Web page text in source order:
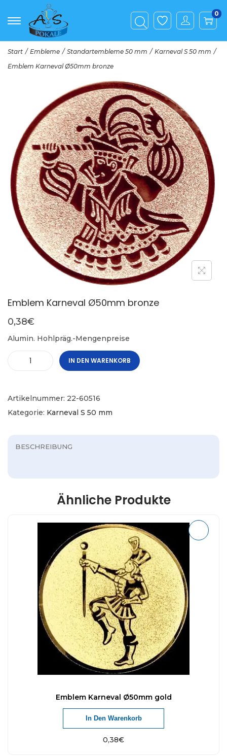
0
Start / Embleme / Standartembleme 50 mm / Karneval S 50 mm /
Emblem Karneval Ø50mm bronze
Emblem Karneval Ø50mm bronze
0,38€
Alumin. Hohlpräg.-Mengenpreise
IN DEN WARENKORB
Artikelnummer: 22-60516
Kategorie: Karneval S 50 mm
BESCHREIBUNG
Ähnliche Produkte
Emblem Karneval Ø50mm gold
0,38€
In Den Warenkorb